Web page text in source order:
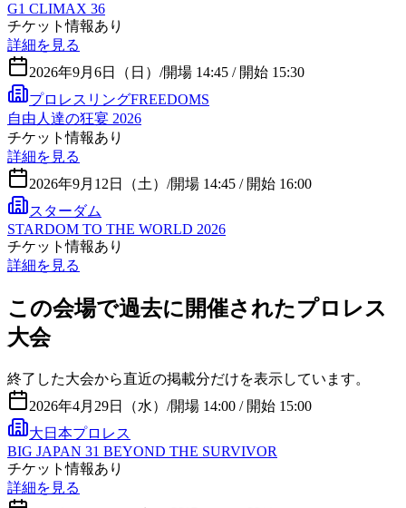
G1 CLIMAX 36
チケット情報あり
詳細を見る
2026年9月6日（日） /開場 14:45 / 開始 15:30
プロレスリングFREEDOMS
自由人達の狂宴 2026
チケット情報あり
詳細を見る
2026年9月12日（土） /開場 14:45 / 開始 16:00
スターダム
STARDOM TO THE WORLD 2026
チケット情報あり
詳細を見る
この会場で過去に開催されたプロレス
大会
終了した大会から直近の掲載分だけを表示しています。
2026年4月29日（水） /開場 14:00 / 開始 15:00
大日本プロレス
BIG JAPAN 31 BEYOND THE SURVIVOR
チケット情報あり
詳細を見る